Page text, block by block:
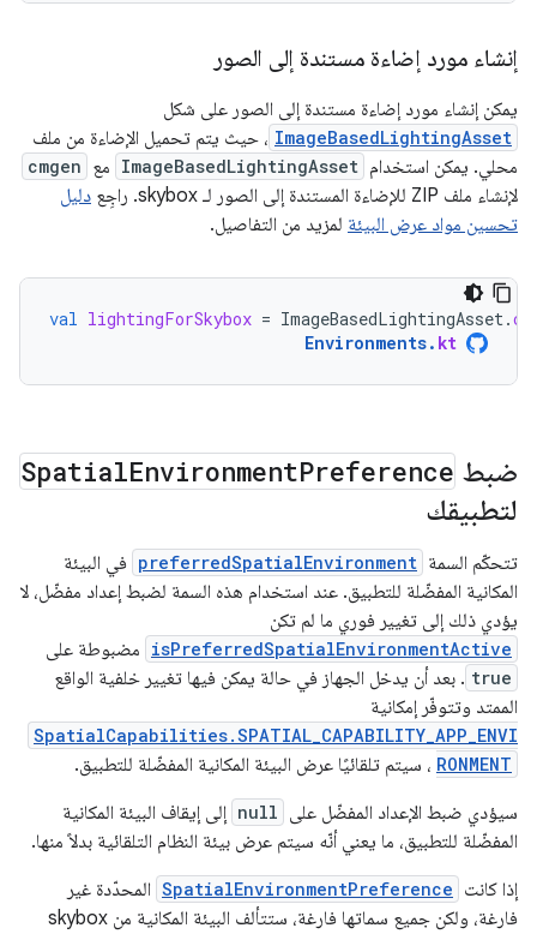
إنشاء مورد إضاءة مستندة إلى الصور
يمكن إنشاء مورد إضاءة مستندة إلى الصور على شكل
ImageBasedLightingAsset ، حيث يتم تحميل الإضاءة من ملف
محلي. يمكن استخدام ImageBasedLightingAsset مع cmgen
لإنشاء ملف ZIP للإضاءة المستندة إلى الصور لـ skybox. راجِع
دليل
تحسين مواد عرض البيئة لمزيد من التفاصيل.
val lightingForSkybox = ImageBasedLightingAsset.
Environments. kt
ضبط SpatialEnvironmentPreference
لتطبيقك
تتحكّم السمة preferredSpatialEnvironment في البيئة
المكانية المفضّلة للتطبيق. عند استخدام هذه السمة لضبط إعداد مفضّل، لا
يؤدي ذلك إلى تغيير فوري ما لم تكن
isPreferredSpatialEnvironmentActive مضبوطة على
true . بعد أن يدخل الجهاز في حالة يمكن فيها تغيير خلفية الواقع
الممتد وتتوفّر إمكانية
SpatialCapabilities.SPATIAL_CAPABILITY_APP_ENVI
RONMENT ، سيتم تلقائيًا عرض البيئة المكانية المفضّلة للتطبيق.
سيؤدي ضبط الإعداد المفضّل على null إلى إيقاف البيئة المكانية
المفضّلة للتطبيق، ما يعني أنّه سيتم عرض بيئة النظام التلقائية بدلاً منها.
إذا كانت SpatialEnvironmentPreference المحدّدة غير
فارغة، ولكن جميع سماتها فارغة، ستتألف البيئة المكانية من skybox